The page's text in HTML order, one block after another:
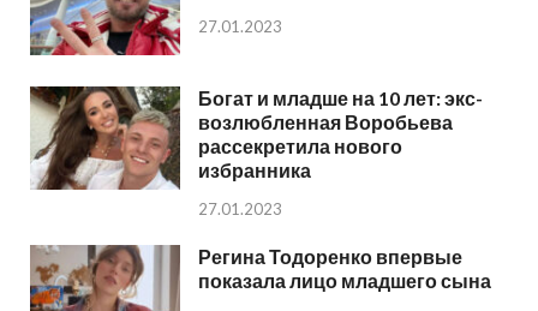
27.01.2023
Богат и младше на 10 лет: экс-
возлюбленная Воробьева
рассекретила нового
избранника
27.01.2023
Регина Тодоренко впервые
показала лицо младшего сына